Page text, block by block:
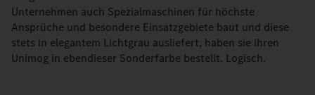
Unternehmen auch Spezialmaschinen für höchste
Ansprüche und besondere Einsatzgebiete baut und diese
stets in elegantem Lichtgrau ausliefert, haben sie ihren
Unimog in ebendieser Sonderfarbe bestellt. Logisch.